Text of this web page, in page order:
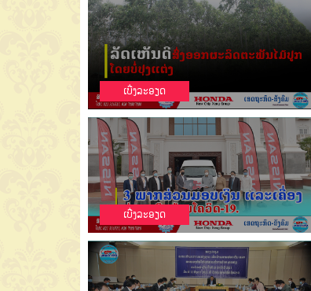
ເບີ່ງລະອຽດ
ເບີ່ງລະອຽດ